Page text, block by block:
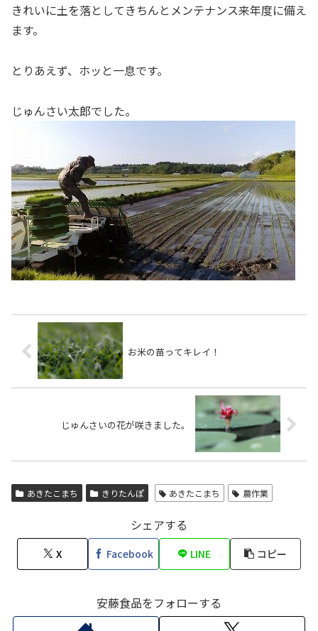
きれいに土を落としてきちんとメンテナンス来年度に備え
ます。
とりあえず、ホッと一息です。
じゅんさい太郎でした。
お米の苗ってキレイ！
じゅんさいの花が咲きました。
あきたこまち きりたんぽ あきたこまち 農作業
シェアする
X Facebook LINE コピー
安藤食品をフォローする